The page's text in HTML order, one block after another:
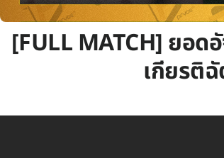
[FULL MATCH] ยอด
เกียรติ